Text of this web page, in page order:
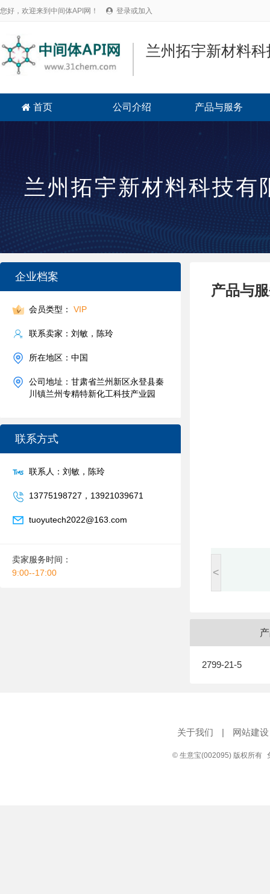
您好，欢迎来到中间体API网！  登录或加入
兰州拓宇新材料
 首页 公司介绍 产品与服务
兰州拓宇新材料科技有
企业档案
会员类型： VIP
联系卖家：刘敏，陈玲
所在地区：中国
公司地址：甘肃省兰州新区永登县秦
川镇兰州专精特新化工科技产业园
联系方式
联系人：刘敏，陈玲
13775198727，13921039671
tuoyutech2022@163.com
卖家服务时间：
9:00--17:00
产品与
<
2799-21-5
关于我们 | 网站建设
© 生意宝(002095) 版权所有